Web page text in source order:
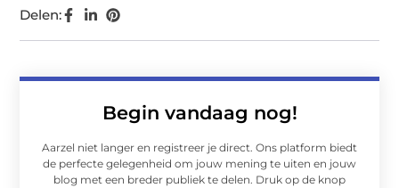
Begin vandaag nog!
Aarzel niet langer en registreer je direct. Ons platform biedt
de perfecte gelegenheid om jouw mening te uiten en jouw
blog met een breder publiek te delen. Druk op de knop
Delen: